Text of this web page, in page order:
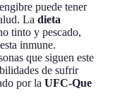
puede tener
La dieta
tinto y pescado,
inmune.
que siguen este
de sufrir
por la UFC-Que